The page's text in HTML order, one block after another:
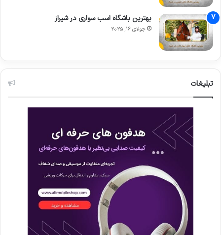
بهترین باشگاه اسب سواری در شیراز
جولای 16, 2025
تبلیغات